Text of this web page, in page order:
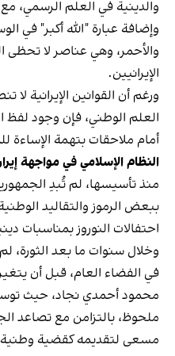
والدينية في العلم الرسمي، مع
وإضافة عبارة "الله أكبر" في
والأحمر، وهي عناصر لا تحظى
الإيرانيين.
ورغم أن القوانين الإيرانية
العلم الوطني، فإن وجود لفظ
أمام ملاحقات بتهمة الإساءة
النظام الإسلامي في مواجهة
منذ تأسيسها، لم تُبدِ
ببعض الرموز والتقاليد
احتفالات النوروز بمناسبات
وخلال سنوات ما بعد الثورة،
في الفضاء العام، قبل أن
محمود أحمدي‌ نجاد، حيث
ملحوظ، بالتزامن مع تصاعد
مسعى لتقديمه كقضية